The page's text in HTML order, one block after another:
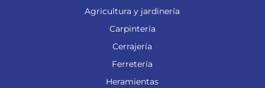
Agricultura y jardinería
Carpintería
Cerrajería
Ferretería
Heramientas